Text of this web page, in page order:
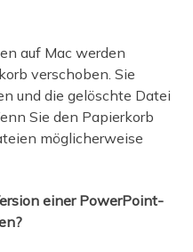
auf Mac werden
verschoben. Sie
und die gelöschte Datei
Sie den Papierkorb
möglicherweise
einer PowerPoint-